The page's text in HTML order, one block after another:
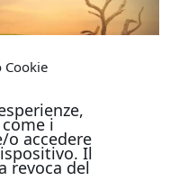
Cookie
i
o accedere
Il
revoca del